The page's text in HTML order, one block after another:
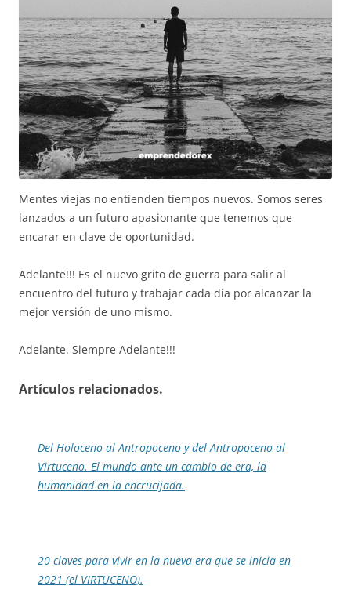
Mentes viejas no entienden tiempos nuevos. Somos seres
lanzados a un futuro apasionante que tenemos que
encarar en clave de oportunidad.
Adelante!!! Es el nuevo grito de guerra para salir al
encuentro del futuro y trabajar cada día por alcanzar la
mejor versión de uno mismo.
Adelante. Siempre Adelante!!!
Artículos relacionados.
Del Holoceno al Antropoceno y del Antropoceno al
Virtuceno. El mundo ante un cambio de era, la
humanidad en la encrucijada.
20 claves para vivir en la nueva era que se inicia en
2021 (el VIRTUCENO).